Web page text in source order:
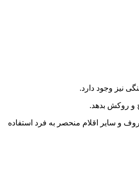
نیز وجود دارد.
و روکش بدهد.
و سایر اقلام منحصر به فرد استفاده